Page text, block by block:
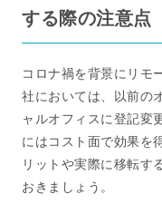
する際の注意点
コロナ禍を背景にリモ
社においては、以前の
ャルオフィスに登記変
にはコスト面で効果を
リットや実際に移転す
おきましょう。